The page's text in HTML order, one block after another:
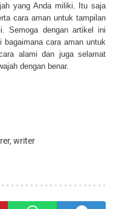
yang Anda miliki. Itu saja
cara aman untuk tampilan
Semoga dengan artikel ini
bagaimana cara aman untuk
alami dan juga selamat
dengan benar.
writer